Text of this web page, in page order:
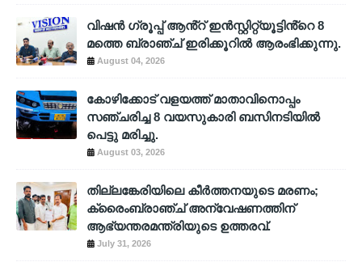
വിഷൻ ഗ്രൂപ്പ് ആൻ്റ് ഇൻസ്റ്റിറ്റ്യൂട്ടിൻ്റെ 8
മത്തെ ബ്രാഞ്ച് ഇരിക്കൂറിൽ ആരംഭിക്കുന്നു.
August 04, 2026
കോഴിക്കോട് വളയത്ത് മാതാവിനൊപ്പം
സഞ്ചരിച്ച 8 വയസുകാരി ബസിനടിയിൽ
പെട്ടു മരിച്ചു.
August 03, 2026
തില്ലങ്കേരിയിലെ കീർത്തനയുടെ മരണം;
ക്രൈംബ്രാഞ്ച് അന്വേഷണത്തിന്
ആഭ്യന്തരമന്ത്രിയുടെ ഉത്തരവ്.
July 31, 2026